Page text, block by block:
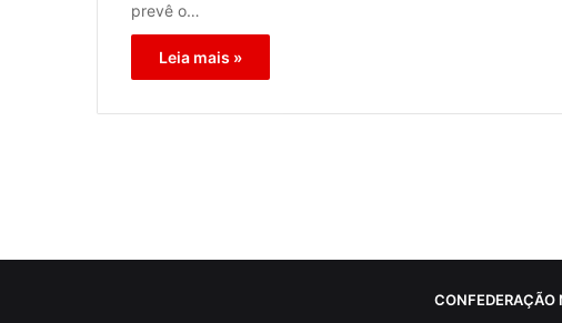
prevê o…
Leia mais »
CONFEDERAÇÃO